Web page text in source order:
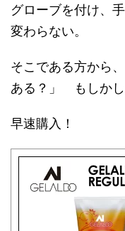
グローブを付け、
変わらない。
そこである方から
ある？」 もしかし
早速購入！